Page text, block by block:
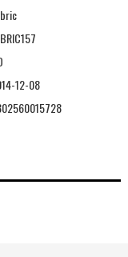
12-08